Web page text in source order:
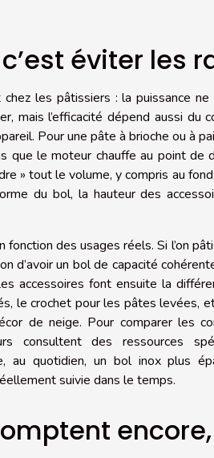
éviter les
les pâtissiers : la puissance
mais l’efficacité dépend aussi du
Pour une pâte à brioche ou à
que le moteur chauffe au point de
» tout le volume, y compris au
du bol, la hauteur des
fonction des usages réels. Si l’on
d’avoir un bol de capacité
accessoires font ensuite la
le crochet pour les pâtes levées,
de neige. Pour comparer les
consultent des ressources
au quotidien, un bol inox plus
suivie dans le temps.